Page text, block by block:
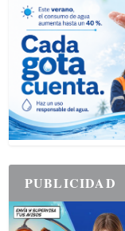
PUBLICIDAD